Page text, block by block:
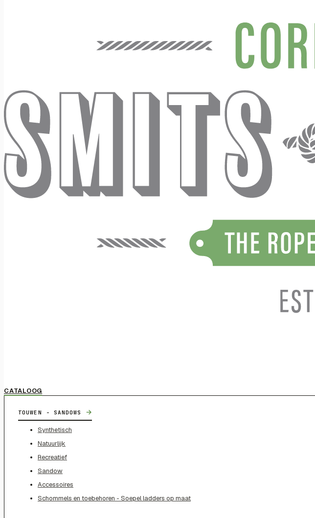
CATALOOG
TOUWEN - SANDOWS →
Synthetisch
Natuurlijk
Recreatief
Sandow
Accessoires
Schommels en toebehoren - Soepel ladders op maat